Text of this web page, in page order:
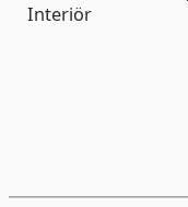
Interiör